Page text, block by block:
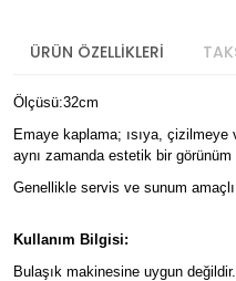
ÜRÜN ÖZELLİKLERİ
Ölçüsü:32cm
Emaye kaplama; ısıya,
aynı zamanda estetik bir görünüm
Genellikle servis ve sunum amaçlı
Kullanım Bilgisi:
Bulaşık makinesine uygun değildir.